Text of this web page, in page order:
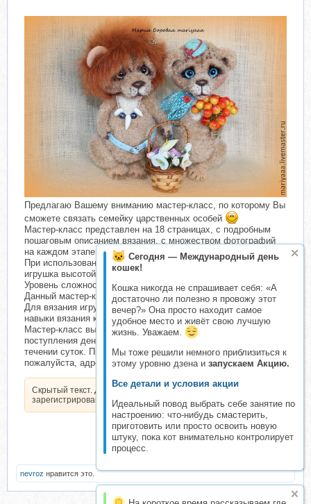
Сегодня — Международный день
кошек!
Кошка никогда не спрашивает себя: «А
достаточно ли полезно я провожу этот
вечер?» Она просто находит самое
удобное место и живёт свою лучшую
жизнь. Уважаем.
Мы тоже решили немного приблизиться к
этому уровню дзена и запускаем Акцию.
Все детали и условия акции
Идеальный повод выбрать себе занятие по
настроению: что-нибудь смастерить,
приготовить или просто освоить новую
штуку, пока кот внимательно контролирует
процесс.
Предлагаю Вашему вниманию мастер-класс, по которому Вы
сможете связать семейку царственных особей
Мастер-класс представлен на 18 страницах, с подробным
пошаговым описанием вязания, с множеством фотографий
на каждом этапе вязания.
При использовании указанных материалов получается
игрушка высотой 18 см .
Уровень сложности - средний.
Данный мастер-класс не является обучающим материалом.
Для вязания игрушки по данному МК необходимы основные
навыки вязания крючком.
Мастер-класс высылается на электронную почту после
поступления денежных средств на карту сбербанка в
течении суток. При оформлении заказа указывайте,
пожалуйста, адрес эл. почты!
Скрытый текст. Доступен только
зарегистрированным пользователям.
nevroz нравится это.